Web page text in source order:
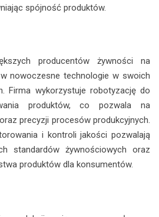
spójność produktów.
producentów żywności na
nowoczesne technologie w swoich
Firma wykorzystuje robotyzację do
produktów, co pozwala na
precyzji procesów produkcyjnych.
i kontroli jakości pozwalają
standardów żywnościowych oraz
produktów dla konsumentów.